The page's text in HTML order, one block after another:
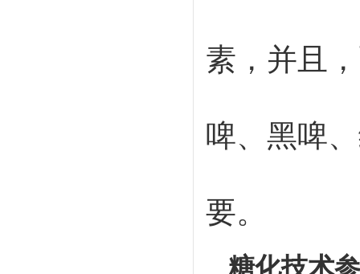
素，并且
啤、黑啤
要。
糖化技术